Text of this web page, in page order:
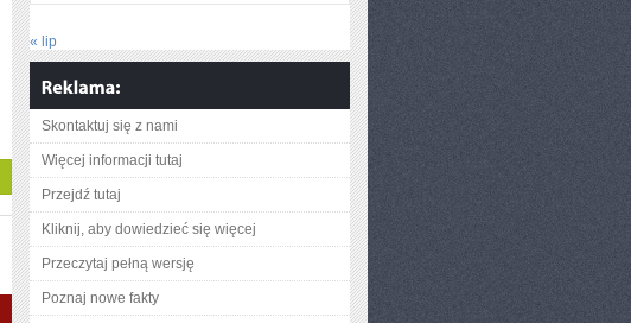
« lip
Skontaktuj się z nami
Więcej informacji tutaj
Przejdź tutaj
Kliknij, aby dowiedzieć się więcej
Przeczytaj pełną wersję
Poznaj nowe fakty